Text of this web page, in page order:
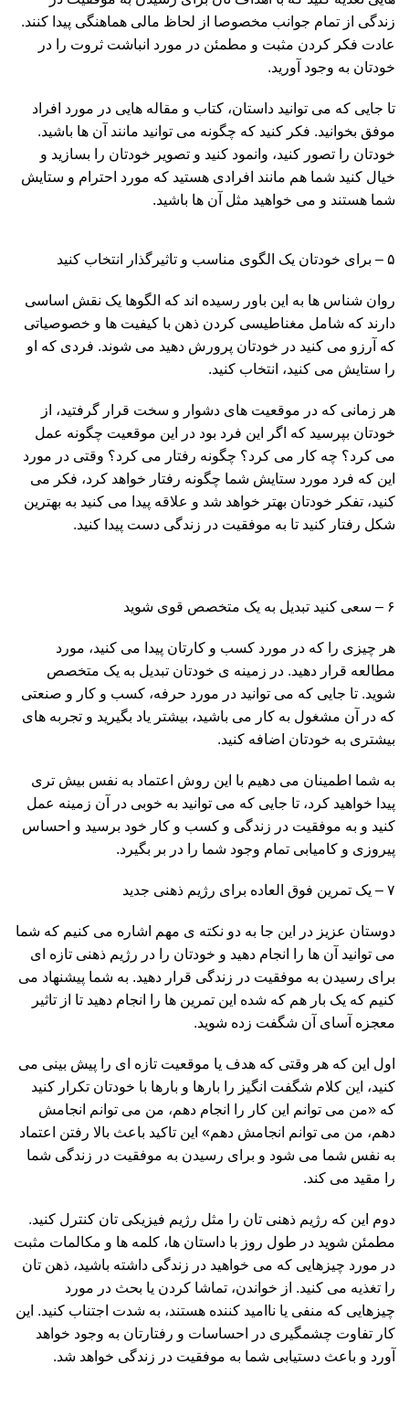
زندگی از تمام جوانب مخصوصا از لحاظ مالی هماهنگی پیدا کنند.
عادت فکر کردن مثبت و مطمئن در مورد انباشت ثروت را در
خودتان به وجود آورید.
تا جایی که می توانید داستان، کتاب و مقاله هایی در مورد افراد
موفق بخوانید. فکر کنید که چگونه می توانید مانند آن ها باشید.
خودتان را تصور کنید، وانمود کنید و تصویر خودتان را بسازید و
خیال کنید شما هم مانند افرادی هستید که مورد احترام و ستایش
شما هستند و می خواهید مثل آن ها باشید.
۵ – برای خودتان یک الگوی مناسب و تاثیرگذار انتخاب کنید
روان شناس ها به این باور رسیده اند که الگوها یک نقش اساسی
دارند که شامل مغناطیسی کردن ذهن با کیفیت ها و خصوصیاتی
که آرزو می کنید در خودتان پرورش دهید می شوند. فردی که او
را ستایش می کنید، انتخاب کنید.
هر زمانی که در موقعیت های دشوار و سخت قرار گرفتید، از
خودتان بپرسید که اگر این فرد بود در این موقعیت چگونه عمل
می کرد؟ چه کار می کرد؟ چگونه رفتار می کرد؟ وقتی در مورد
این که فرد مورد ستایش شما چگونه رفتار خواهد کرد، فکر می
کنید، تفکر خودتان بهتر خواهد شد و علاقه پیدا می کنید به بهترین
شکل رفتار کنید تا به موفقیت در زندگی دست پیدا کنید.
۶ – سعی کنید تبدیل به یک متخصص قوی شوید
هر چیزی را که در مورد کسب و کارتان پیدا می کنید، مورد
مطالعه قرار دهید. در زمینه ی خودتان تبدیل به یک متخصص
شوید. تا جایی که می توانید در مورد حرفه، کسب و کار و صنعتی
که در آن مشغول به کار می باشید، بیشتر یاد بگیرید و تجربه های
بیشتری به خودتان اضافه کنید.
به شما اطمینان می دهیم با این روش اعتماد به نفس بیش تری
پیدا خواهید کرد، تا جایی که می توانید به خوبی در آن زمینه عمل
کنید و به موفقیت در زندگی و کسب و کار خود برسید و احساس
پیروزی و کامیابی تمام وجود شما را در بر بگیرد.
۷ – یک تمرین فوق العاده برای رژیم ذهنی جدید
دوستان عزیز در این جا به دو نکته ی مهم اشاره می کنیم که شما
می توانید آن ها را انجام دهید و خودتان را در رژیم ذهنی تازه ای
برای رسیدن به موفقیت در زندگی قرار دهید. به شما پیشنهاد می
کنیم که یک بار هم که شده این تمرین ها را انجام دهید تا از تاثیر
معجزه آسای آن شگفت زده شوید.
اول این که هر وقتی که هدف یا موقعیت تازه ای را پیش بینی می
کنید، این کلام شگفت انگیز را بارها و بارها با خودتان تکرار کنید
که «من می توانم این کار را انجام دهم، من می توانم انجامش
دهم، من می توانم انجامش دهم» این تاکید باعث بالا رفتن اعتماد
به نفس شما می شود و برای رسیدن به موفقیت در زندگی شما
را مقید می کند.
دوم این که رژیم ذهنی تان را مثل رژیم فیزیکی تان کنترل کنید.
مطمئن شوید در طول روز با داستان ها، کلمه ها و مکالمات مثبت
در مورد چیزهایی که می خواهید در زندگی داشته باشید، ذهن تان
را تغذیه می کنید. از خواندن، تماشا کردن یا بحث در مورد
چیزهایی که منفی یا ناامید کننده هستند، به شدت اجتناب کنید. این
کار تفاوت چشمگیری در احساسات و رفتارتان به وجود خواهد
آورد و باعث دستیابی شما به موفقیت در زندگی خواهد شد.